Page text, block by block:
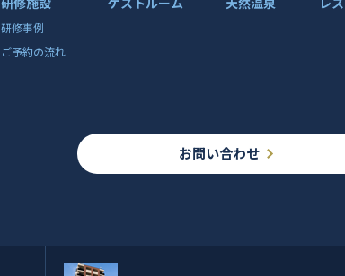
研修施設
研修事例
ご予約の流れ
ゲストルーム 天然温泉 レ
お問い合わせ